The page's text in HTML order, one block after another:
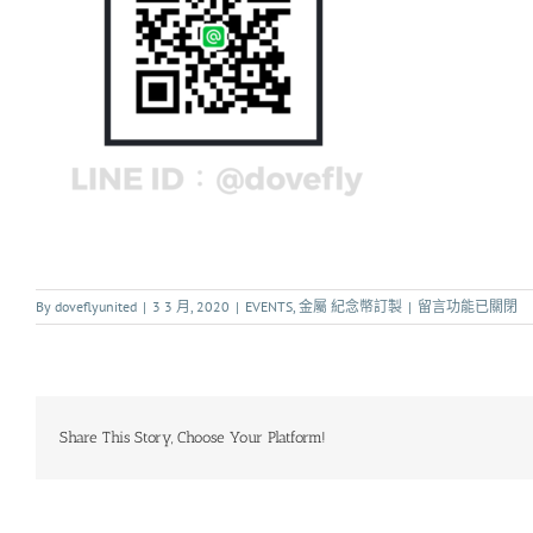
By doveflyunited | 3 3 月, 2020 | EVENTS 金屬 紀念幣訂製 | 留言功能已關閉
Share This Story, Choose Your Platform!